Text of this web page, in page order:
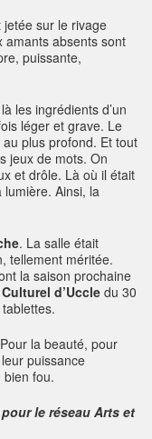
sur le rivage
amants absents sont
puissante,
les ingrédients d’un
léger et grave. Le
plus profond. Et tout
jeux de mots. On
et drôle. Là où il était
lumière. Ainsi, la
. La salle était
tellement méritée.
la saison prochaine
d’Uccle du 30
la beauté, pour
puissance
bien fou.
le réseau Arts et